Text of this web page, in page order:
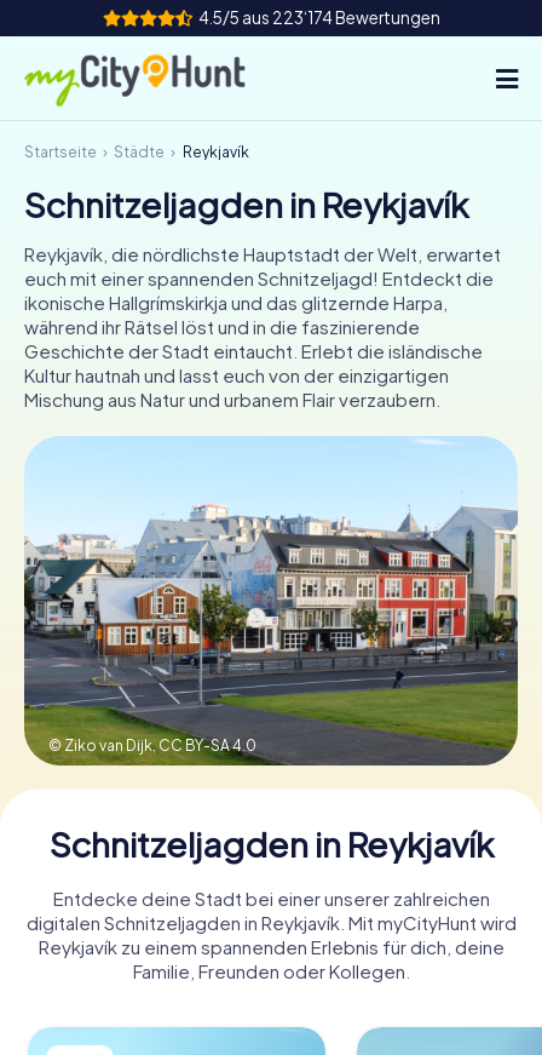
4.5/5 aus 223‘174 Bewertungen
So funktioniert's
Städte
Touren
Teamevent
Tickets
INT AT CH
DE
NL
Tickets buchen
Gutscheine bestellen
Startseite Städte Reykjavík
Schnitzeljagden in Reykjavík
Reykjavík, die nördlichste Hauptstadt der Welt, erwartet
euch mit einer spannenden Schnitzeljagd! Entdeckt die
ikonische Hallgrímskirkja und das glitzernde Harpa,
während ihr Rätsel löst und in die faszinierende
Geschichte der Stadt eintaucht. Erlebt die isländische
Kultur hautnah und lasst euch von der einzigartigen
Mischung aus Natur und urbanem Flair verzaubern.
© Ziko van Dijk, CC BY-SA 4.0
Schnitzeljagden in Reykjavík
Entdecke deine Stadt bei einer unserer zahlreichen
digitalen Schnitzeljagden in Reykjavík. Mit myCityHunt wird
Reykjavík zu einem spannenden Erlebnis für dich, deine
Familie, Freunden oder Kollegen.